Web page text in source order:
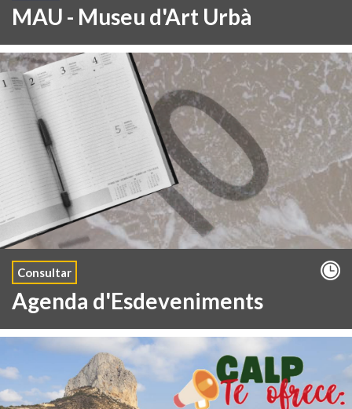
MAU - Museu d'Art Urbà
Consultar
Agenda d'Esdeveniments